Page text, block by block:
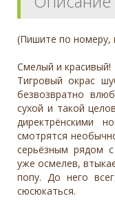
(Пишите по номеру,
Смелый и красивый!
Тигровый окрас
безвозвратно
сухой и такой
директрёнскими
смотрятся
серьёзным рядом
уже осмелев,
попу. До него
сюсюкаться.